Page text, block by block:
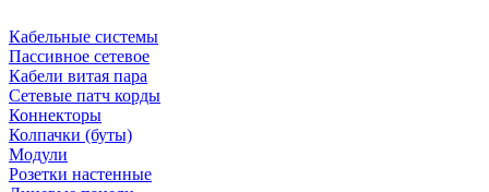
Кабельные системы
Пассивное сетевое
Кабели витая пара
Сетевые патч корды
Коннекторы
Колпачки (буты)
Модули
Розетки настенные